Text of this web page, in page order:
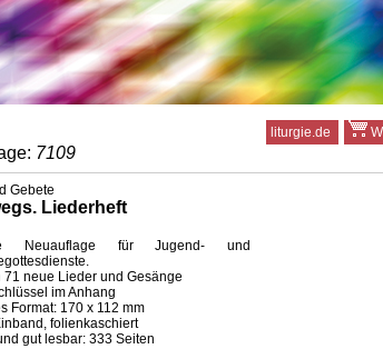
liturgie.de
7109
Gebete
Liederheft
Neuauflage für Jugend- und
71 neue Lieder und Gesänge
im Anhang
Format: 170 x 112 mm
folienkaschiert
gut lesbar: 333 Seiten